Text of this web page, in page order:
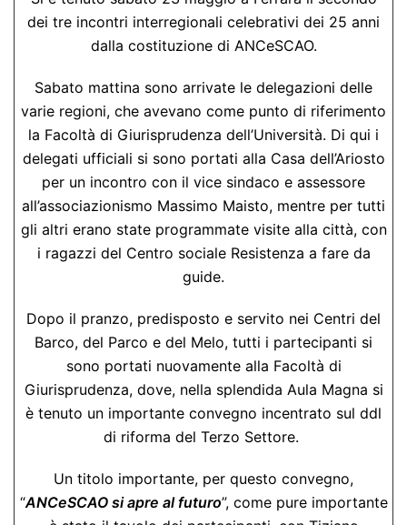
dei tre incontri interregionali celebrativi dei 25 anni
dalla costituzione di ANCeSCAO.
Sabato mattina sono arrivate le delegazioni delle
varie regioni, che avevano come punto di riferimento
la Facoltà di Giurisprudenza dell’Università. Di qui i
delegati ufficiali si sono portati alla Casa dell’Ariosto
per un incontro con il vice sindaco e assessore
all’associazionismo Massimo Maisto, mentre per tutti
gli altri erano state programmate visite alla città, con
i ragazzi del Centro sociale Resistenza a fare da
guide.
Dopo il pranzo, predisposto e servito nei Centri del
Barco, del Parco e del Melo, tutti i partecipanti si
sono portati nuovamente alla Facoltà di
Giurisprudenza, dove, nella splendida Aula Magna si
è tenuto un importante convegno incentrato sul ddl
di riforma del Terzo Settore.
Un titolo importante, per questo convegno,
“ANCeSCAO si apre al futuro”, come pure importante